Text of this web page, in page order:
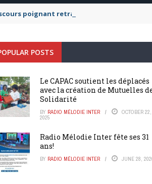
poignant retraçant leur histoire,
POSTS
Le CAPAC soutient les déplacés
avec la création de Mutuelles
Solidarité
BY RADIO MÉLODIE INTER OCTOBER 22,
2025
Radio Mélodie Inter fête ses 31
ans!
BY RADIO MÉLODIE INTER JUNE 28,